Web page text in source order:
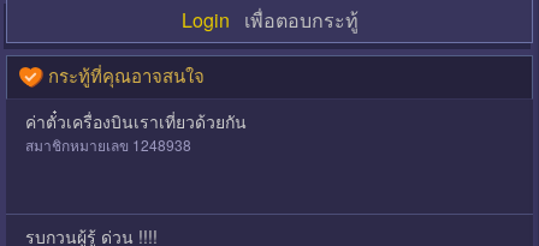
Login เพื่อตอบกระทู้
กระทู้ที่คุณอาจสนใจ
ค่าตั๋วเครื่องบินเราเที่ยวด้วยกัน
สมาชิกหมายเลข 1248938
รบกวนผู้รู้ ด่วน !!!!